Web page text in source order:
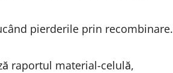
pierderile prin recombinare.
raportul material-celulă,